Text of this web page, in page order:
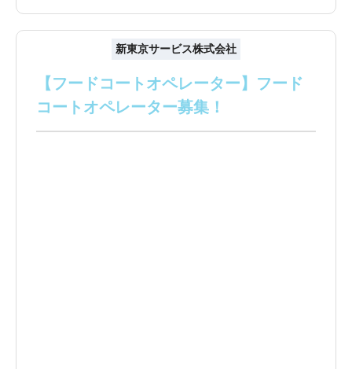
新東京サービス株式会社
【フードコートオペレーター】フード
コートオペレーター募集！